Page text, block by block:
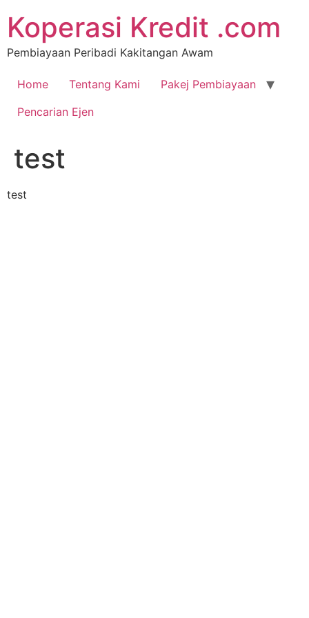
Koperasi Kredit .com
Pembiayaan Peribadi Kakitangan Awam
Home Tentang Kami
Pakej Pembiayaan
Pencarian Ejen
test
test